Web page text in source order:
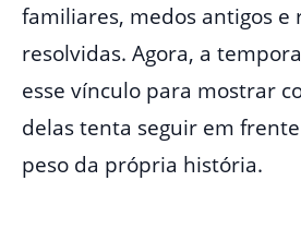
familiares, medos antigos e
resolvidas. Agora, a
esse vínculo para mostrar
delas tenta seguir em
peso da própria história.